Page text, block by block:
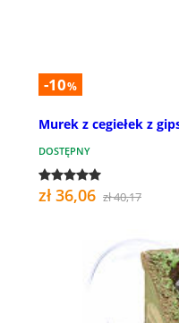
-10%
Murek z cegiełek z
DOSTĘPNY
zł 36,06 zł 40,17